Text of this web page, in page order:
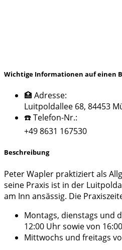
Wichtige Informationen auf einen
🏥 Adresse:
Luitpoldallee 68, 84453
☎️ Telefon-Nr.:
+49 8631 167530
Beschreibung
Peter Wapler praktiziert als
seine Praxis ist in der
am Inn ansässig. Die
Montags, dienstags und
12:00 Uhr sowie von
Mittwochs und freitags